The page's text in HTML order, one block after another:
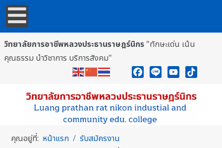
วิทยาลัยการอาชีพหลวงประธานราษฎร์นิกร "ทักษะเด่น เน้น
คุณธรรม นำวิชาการ บริการสังคม"
คุณอยู่ที่: หน้าแรก
รับสมัครงาน